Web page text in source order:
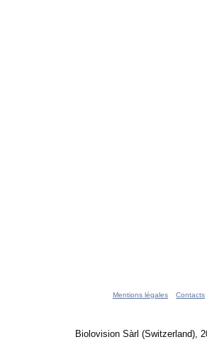
Mentions légales Contacts
Biolovision Sàrl (Switzerland),